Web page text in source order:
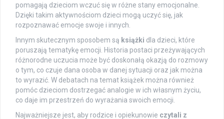
pomagają dzieciom wczuć się w różne stany emocjonalne.
Dzięki takim aktywnościom dzieci mogą uczyć się, jak
rozpoznawać emocje swoje i innych.
Innym skutecznym sposobem są książki dla dzieci, które
poruszają tematykę emocji. Historia postaci przeżywających
różnorodne uczucia może być doskonałą okazją do rozmowy
o tym, co czuje dana osoba w danej sytuacji oraz jak można
to wyrazić. W debatach na temat książek można również
pomóc dzieciom dostrzegać analogie w ich własnym życiu,
co daje im przestrzeń do wyrażania swoich emocji.
Najważniejsze jest, aby rodzice i opiekunowie czytali z